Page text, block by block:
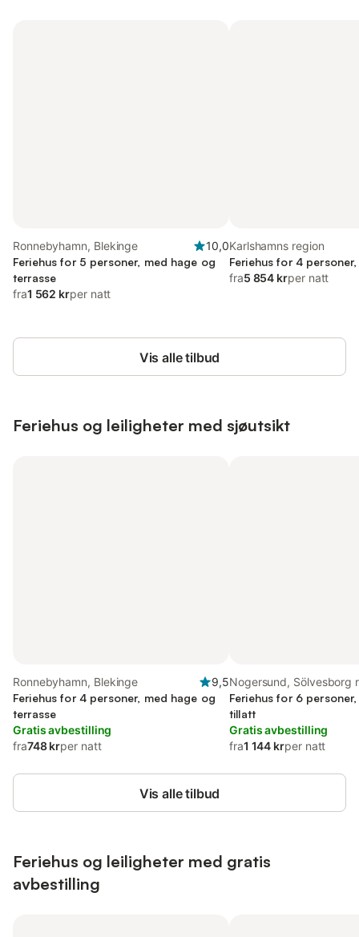
Ronnebyhamn, Blekinge
10,0
Feriehus for 5 personer, med hage og
terrasse
fra1 562 krper natt
Karlshamns region
Feriehus for 4
fra5 854 krper natt
Vis alle tilbud
Feriehus og leiligheter med sjøutsikt
Ronnebyhamn, Blekinge
9,5
Feriehus for 4 personer, med hage og
terrasse
Gratis avbestilling
fra748 krper natt
Nogersund, Sölvesborg
Feriehus for 6
tillatt
Gratis avbestilling
fra1 144 krper natt
Vis alle tilbud
Feriehus og leiligheter med gratis
avbestilling